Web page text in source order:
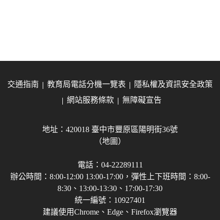
交通指南 教育局電話分機一覽表
隱私權及資訊安全政策
網站服務條款
無障礙宣告
地址：420018 臺中市豐原區陽明街36號
（地圖）
電話：04-22289111
辦公時間：8:00-12:00 13:00-17:00，彈性上下班時間：8:00-
8:30、13:00-13:30、17:00-17:30
統一編號：10927401
建議使用Chrome、Edge、Firefox瀏覽器